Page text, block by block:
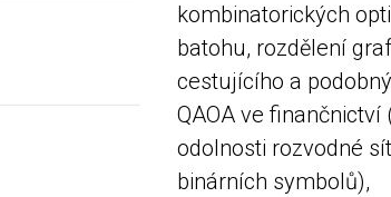
kombinatorických
batohu, rozdělení
cestujícího a
QAOA ve
odolnosti rozvodné
binárních symbolů),